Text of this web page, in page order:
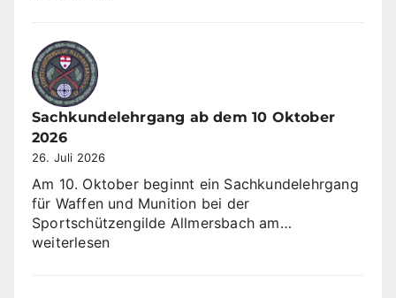
Sachkundelehrgang ab dem 10 Oktober
2026
26. Juli 2026
Am 10. Oktober beginnt ein Sachkundelehrgang
für Waffen und Munition bei der
Sportschützengilde Allmersbach am…
weiterlesen